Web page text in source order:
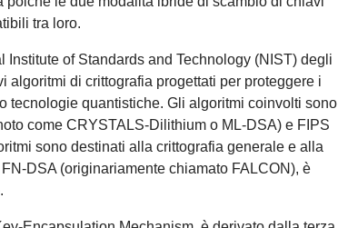
tra loro.
Institute of Standards and Technology (NIST) degli
di crittografia progettati per proteggere i
tecnologie quantistiche. Gli algoritmi coinvolti sono
come CRYSTALS-Dilithium o ML-DSA) e FIPS
sono destinati alla crittografia generale e alla
DSA (originariamente chiamato FALCON), è